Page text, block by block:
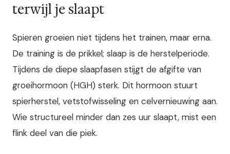
terwijl je slaapt
Spieren groeien niet tijdens het trainen, maar erna.
De training is de prikkel; slaap is de herstelperiode.
Tijdens de diepe slaapfasen stijgt de afgifte van
groeihormoon (HGH) sterk. Dit hormoon stuurt
spierherstel, vetstofwisseling en celvernieuwing aan.
Wie structureel minder dan zes uur slaapt, mist een
flink deel van die piek.